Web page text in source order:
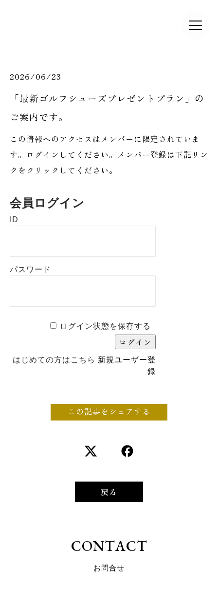
2026/06/23
「最新ゴルフシューズプレゼントプラン」の
ご案内です。
この情報へのアクセスはメンバーに限定されていま
す。ログインしてください。メンバー登録は下記リン
クをクリックしてください。
会員ログイン
ID
パスワード
ログイン状態を保存する
はじめての方はこちら 新規ユーザー登
録
この記事をシェアする
戻る
CONTACT
お問合せ